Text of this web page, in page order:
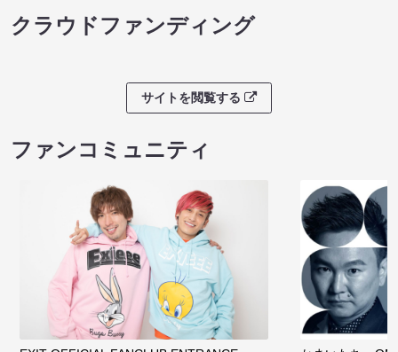
クラウドファンディング
サイトを閲覧する
ファンコミュニティ